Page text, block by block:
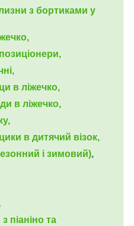
з бортиками у
в ліжечко,
в ліжечко,
в дитячий візок,
і зимовий),
піаніно та